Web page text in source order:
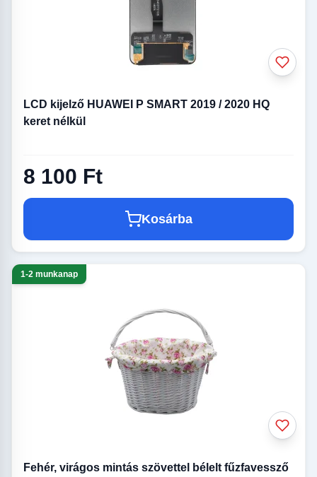
LCD kijelző HUAWEI P SMART 2019 / 2020 HQ
keret nélkül
8 100 Ft
Kosárba
1-2 munkanap
Fehér, virágos mintás szövettel bélelt fűzfavessző